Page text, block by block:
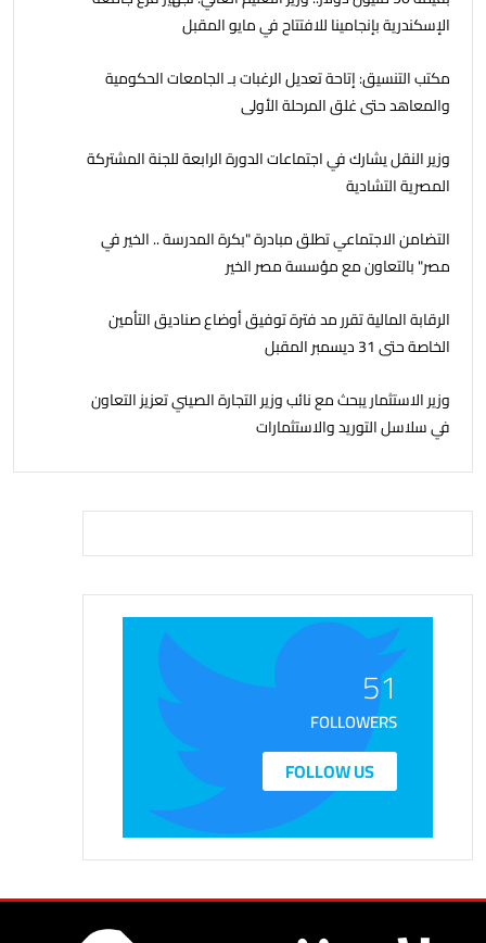
الإسكندرية بإنجامينا للافتتاح في مايو المقبل
مكتب التنسيق: إتاحة تعديل الرغبات بـ الجامعات الحكومية
والمعاهد حتى غلق المرحلة الأولى
وزير النقل يشارك في اجتماعات الدورة الرابعة للجنة المشتركة
المصرية التشادية
التضامن الاجتماعي تطلق مبادرة "بكرة المدرسة .. الخير في
مصر" بالتعاون مع مؤسسة مصر الخير
الرقابة المالية تقرر مد فترة توفيق أوضاع صناديق التأمين
الخاصة حتى 31 ديسمبر المقبل
وزير الاستثمار يبحث مع نائب وزير التجارة الصيني تعزيز التعاون
في سلاسل التوريد والاستثمارات
51
FOLLOWERS
FOLLOW US